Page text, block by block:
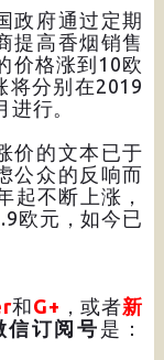
政府通过定期
提高香烟销售
价格涨到10欧
将分别在2019
行。
价的文本已于
公众的反响而
起不断上涨，
欧元，如今已
和G+ ，或者新
信订阅号 是：